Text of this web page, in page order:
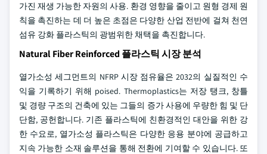
가진 재생 가능한 자원의 사용. 환경 영향을 줄이고 원형 경제 원
칙을 촉진하는 데 더 높은 초점은 다양한 산업 전반에 걸쳐 천연
섬유 강화 플라스틱의 광범위한 채택을 촉진합니다.
Natural Fiber Reinforced 플라스틱 시장 분석
열가소성 세그먼트의 NFRP 시장 점유율은 2032의 실질적인 수
익을 기록하기 위해 poised. Thermoplastics는 저장 탱크, 창틀
및 경량 구조의 건축에 있는 그들의 증가 사용에 우량한 힘 및 단
단함, 공헌합니다. 기존 플라스틱에 친환경적인 대안을 위한 강
한 수요로, 열가소성 플라스틱은 다양한 응용 분야에 공급하고
지속 가능한 소재 솔루션을 통해 전환에 기여할 수 있습니다. 또